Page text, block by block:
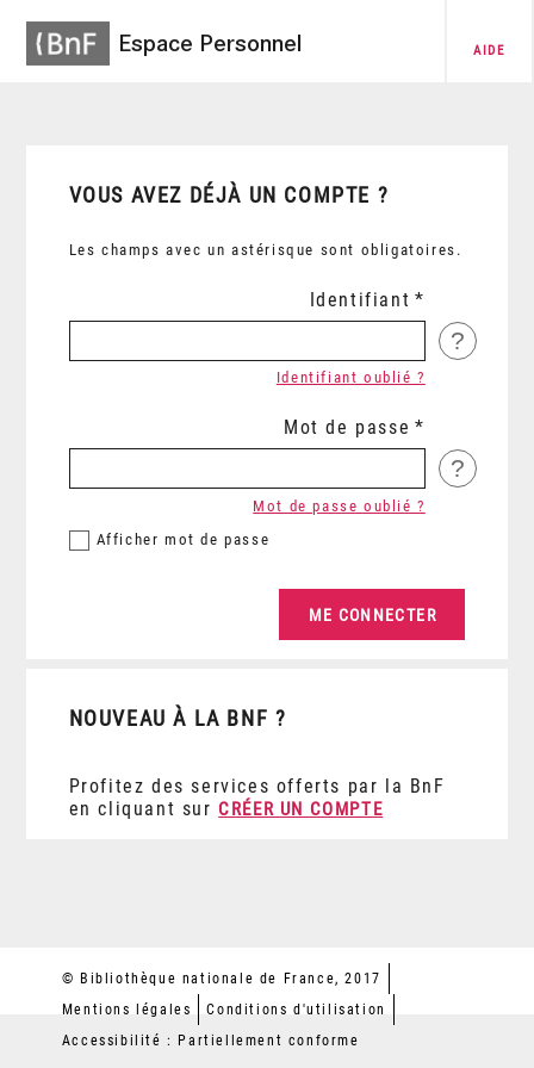
Espace Personnel AIDE
VOUS AVEZ DÉJÀ UN COMPTE ?
Les champs avec un astérisque sont obligatoires.
Identifiant
?
Identifiant oublié ?
Mot de passe
?
Afficher mot de passe
Mot de passe oublié ?
NOUVEAU À LA BNF ?
Profitez des services offerts par la BnF
en cliquant sur CRÉER UN COMPTE
© Bibliothèque nationale de France, 2017
Mentions légales
Conditions d'utilisation
Accessibilité : Partiellement conforme